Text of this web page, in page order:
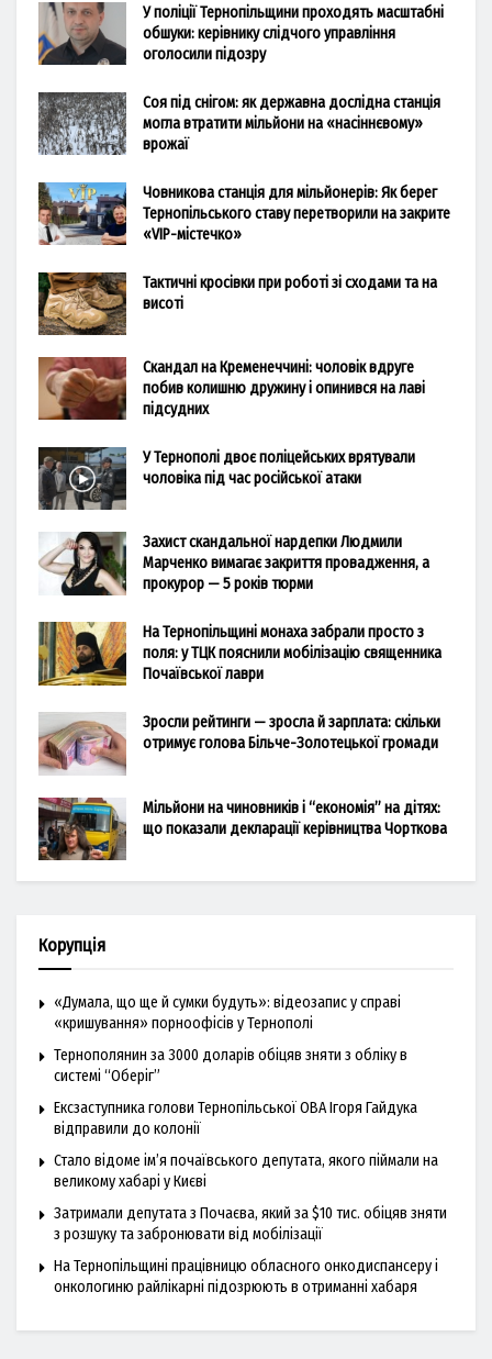
У поліції Тернопільщини проходять масштабні
обшуки: керівнику слідчого управління
оголосили підозру
Соя під снігом: як державна дослідна станція
могла втратити мільйони на «насіннєвому»
врожаї
Човникова станція для мільйонерів: Як берег
Тернопільського ставу перетворили на закрите
«VIP-містечко»
Тактичні кросівки при роботі зі сходами та на
висоті
Скандал на Кременеччині: чоловік вдруге
побив колишню дружину і опинився на лаві
підсудних
У Тернополі двоє поліцейських врятували
чоловіка під час російської атаки
Захист скандальної нардепки Людмили
Марченко вимагає закриття провадження, а
прокурор — 5 років тюрми
На Тернопільщині монаха забрали просто з
поля: у ТЦК пояснили мобілізацію священника
Почаївської лаври
Зросли рейтинги — зросла й зарплата: скільки
отримує голова Більче-Золотецької громади
Мільйони на чиновників і “економія” на дітях:
що показали декларації керівництва Чорткова
Корупція
«Думала, що ще й сумки будуть»: відеозапис у справі
«кришування» порноофісів у Тернополі
Тернополянин за 3000 доларів обіцяв зняти з обліку в
системі “Оберіг”
Ексзаступника голови Тернопільської ОВА Ігоря Гайдука
відправили до колонії
Стало відоме ім’я почаївського депутата, якого піймали на
великому хабарі у Києві
Затримали депутата з Почаєва, який за $10 тис. обіцяв зняти
з розшуку та забронювати від мобілізації
На Тернопільщині працівницю обласного онкодиспансеру і
онкологиню райлікарні підозрюють в отриманні хабаря